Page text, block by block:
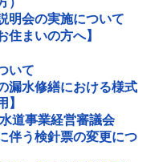
明会の実施について
住まいの方へ】
いて
漏水修繕における様式
】
道事業経営審議会
伴う検針票の変更につ